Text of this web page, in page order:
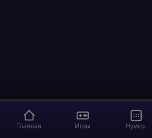
Главная Игры Нумер.